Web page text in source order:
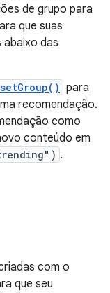
de grupo para
que suas
abaixo das
para
recomendação.
como
conteúdo em
.
com o
que seu